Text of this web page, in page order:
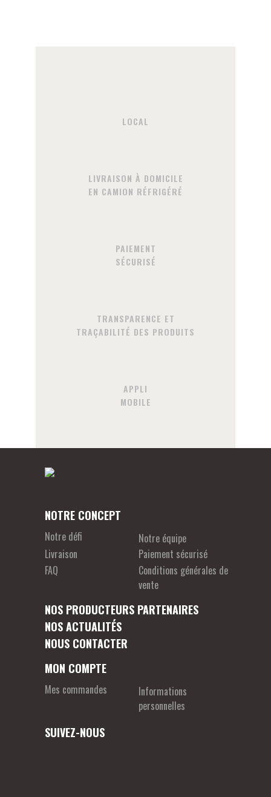
LOCAL
LIVRAISON À DOMICILE
EN CAMION RÉFRIGÉRÉ
PAIEMENT
SÉCURISÉ
TRANSPARENCE ET
TRAÇABILITÉ DES PRODUITS
APPLI
MOBILE
NOTRE CONCEPT
Notre défi
Notre équipe
Livraison
Paiement sécurisé
FAQ
Conditions générales de
vente
NOS PRODUCTEURS PARTENAIRES
NOS ACTUALITÉS
NOUS CONTACTER
MON COMPTE
Mes commandes
Informations
personnelles
SUIVEZ-NOUS